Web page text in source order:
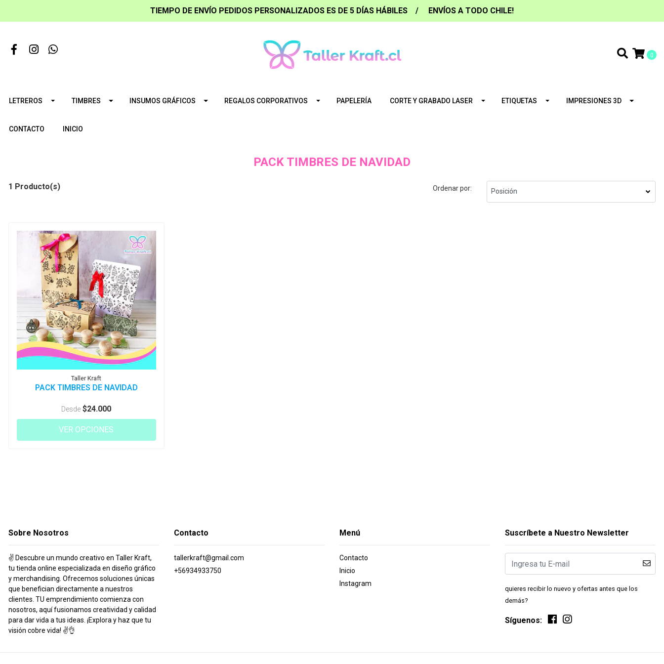
TIEMPO DE ENVÍO PEDIDOS PERSONALIZADOS ES DE 5 DÍAS HÁBILES / ENVÍOS A TODO CHILE!
0
LETREROS TIMBRES INSUMOS GRÁFICOS REGALOS CORPORATIVOS PAPELERÍA CORTE Y GRABADO LASER ETIQUETAS IMPRESIONES 3D
CONTACTO INICIO
PACK TIMBRES DE NAVIDAD
1 Producto(s) Ordenar por:
Taller Kraft
PACK TIMBRES DE NAVIDAD
Desde$24.000
VER OPCIONES
Sobre Nosotros
✌️ Descubre un mundo creativo en Taller Kraft,
tu tienda online especializada en diseño gráfico
y merchandising. Ofrecemos soluciones únicas
que benefician directamente a nuestros
clientes. TU emprendimiento comienza con
nosotros, aquí fusionamos creatividad y calidad
para dar vida a tus ideas. ¡Explora y haz que tu
visión cobre vida! ✌️👌
Contacto
tallerkraft@gmail.com
+56934933750
Menú
Contacto
Inicio
Instagram
Suscríbete a Nuestro Newsletter
quieres recibir lo nuevo y ofertas antes que los
demás?
Síguenos: